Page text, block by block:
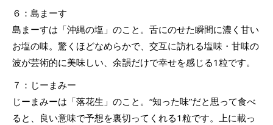
６：島まーす
島まーすは「沖縄の塩」のこと。舌にのせた瞬間に濃く甘い
お塩の味。驚くほどなめらかで、交互に訪れる塩味・甘味の
波が芸術的に美味しい、余韻だけで幸せを感じる1粒です。
７：じーまみー
じーまみーは「落花生」のこと。“知った味”だと思って食べ
ると、良い意味で予想を裏切ってくれる1粒です。上に載っ